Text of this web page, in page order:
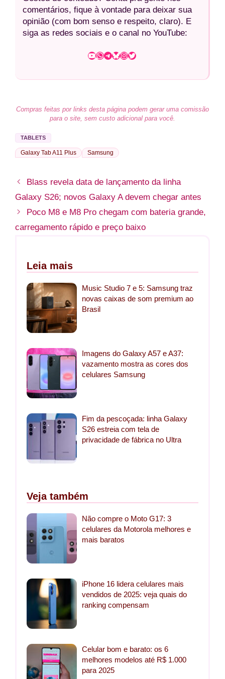
comentários, fique à vontade para deixar sua
opinião (com bom senso e respeito, claro). E
siga as redes sociais e o canal no YouTube:
Youtube WhatsApp TelegramBluesky InstagramTwitter
Compras feitas por links desta página podem gerar uma comissão
para o site, sem custo adicional para você.
TABLETS
Galaxy Tab A11 Plus Samsung
Blass revela data de lançamento da linha
Galaxy S26; novos Galaxy A devem chegar antes
Poco M8 e M8 Pro chegam com bateria grande,
carregamento rápido e preço baixo
Leia mais
Music Studio 7 e 5: Samsung traz
novas caixas de som premium ao
Brasil
Imagens do Galaxy A57 e A37:
vazamento mostra as cores dos
celulares Samsung
Fim da pescoçada: linha Galaxy
S26 estreia com tela de
privacidade de fábrica no Ultra
Veja também
Não compre o Moto G17: 3
celulares da Motorola melhores e
mais baratos
iPhone 16 lidera celulares mais
vendidos de 2025: veja quais do
ranking compensam
Celular bom e barato: os 6
melhores modelos até R$ 1.000
para 2025